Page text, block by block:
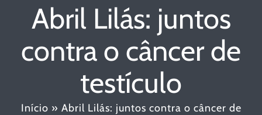
Abril Lilás: juntos
contra o câncer de
testículo
Início » Abril Lilás: juntos contra o câncer de